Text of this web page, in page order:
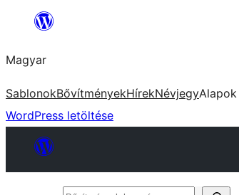
Ugrás
tartalomhoz
Magyar
SablonokBővítményekHírekNévjegyAlapok
WordPress letöltése